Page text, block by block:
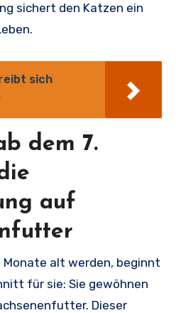
sichert den Katzen ein
sich
dem 7.
auf
Monate alt werden, beginnt
für sie: Sie gewöhnen
Dieser